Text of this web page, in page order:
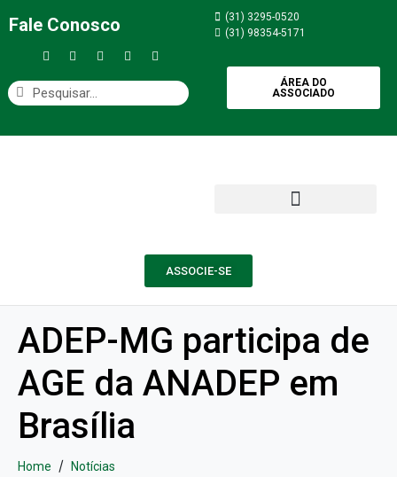
Fale Conosco
(31) 3295-0520
(31) 98354-5171
ÁREA DO
ASSOCIADO
ASSOCIE-SE
ADEP-MG participa de
AGE da ANADEP em
Brasília
Home Notícias